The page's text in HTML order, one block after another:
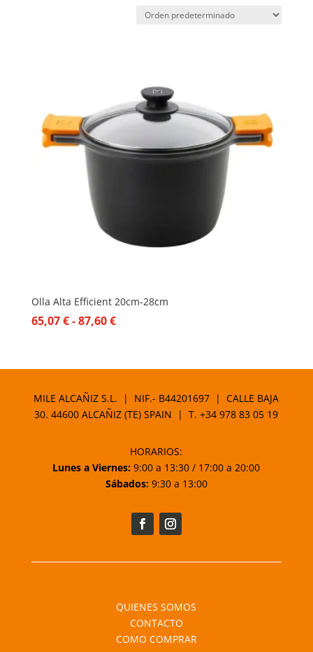
Olla Alta Efficient 20cm-28cm
65,07€-87,60€Rango
65,07 €
hasta
MILE ALCAÑIZ S.L. | NIF.- B44201697 | CALLE BAJA
30. 44600 ALCAÑIZ (TE) SPAIN | T.+34 978 83 05 19
HORARIOS:
Lunes a Viernes: 9:00 a 13:30 / 17:00 a 20:00
Sábados:9:30 a 13:00
QUIENES SOMOS
CONTACTO
COMO COMPRAR